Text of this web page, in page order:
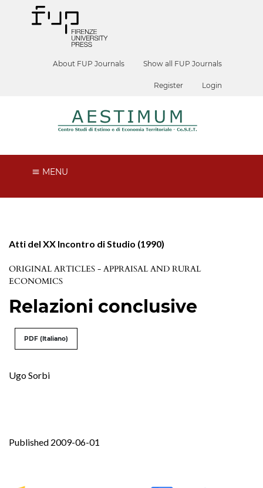
About FUP Journals Show all FUP Journals
Register Login
MENU
Atti del XX Incontro di Studio (1990)
ORIGINAL ARTICLES - APPRAISAL AND RURAL
ECONOMICS
Relazioni conclusive
PDF (Italiano)
Ugo Sorbi
Published 2009-06-01